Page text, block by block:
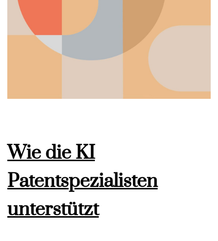
Wie die KI
Patentspezialisten
unterstützt